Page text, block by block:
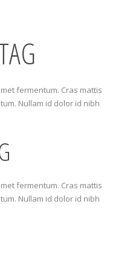
fermentum. Cras mattis
Nullam id dolor id nibh
fermentum. Cras mattis
Nullam id dolor id nibh